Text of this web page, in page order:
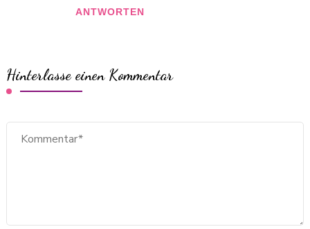
ANTWORTEN
Hinterlasse einen Kommentar